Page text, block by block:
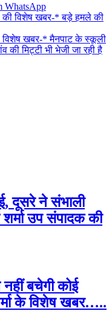
WhatsApp
की विशेष खबर-* बड़े हमले की
विशेष खबर-* मैनपाट के स्कूली
की मिट्टी भी भेजी जा रही है
दूसरे ने संभाली
उप संपादक की
बचेगी कोई
के विशेष खबर…..